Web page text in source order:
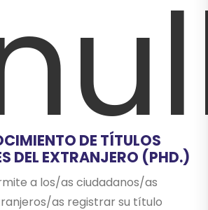
DE TÍTULOS
DEL EXTRANJERO (PHD.)
a los/as ciudadanos/as
as registrar su título